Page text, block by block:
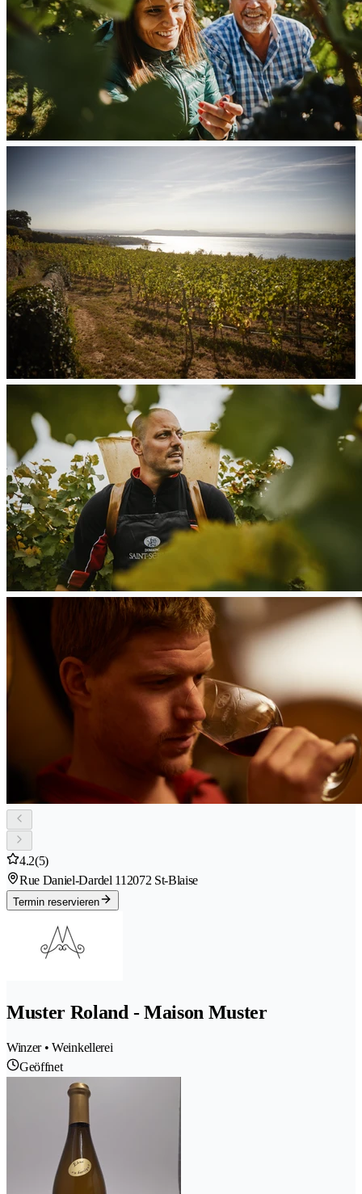
4.2(5)
Rue Daniel-Dardel 11 2072 St-Blaise
Termin reservieren
Muster Roland - Maison Muster
Winzer • Weinkellerei
Geöffnet